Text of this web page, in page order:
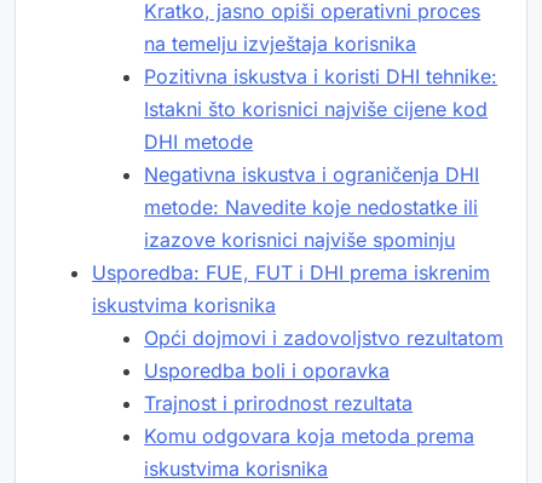
Kratko, jasno opiši operativni proces
na temelju izvještaja korisnika
Pozitivna iskustva i koristi DHI tehnike:
Istakni što korisnici najviše cijene kod
DHI metode
Negativna iskustva i ograničenja DHI
metode: Navedite koje nedostatke ili
izazove korisnici najviše spominju
Usporedba: FUE, FUT i DHI prema iskrenim
iskustvima korisnika
Opći dojmovi i zadovoljstvo rezultatom
Usporedba boli i oporavka
Trajnost i prirodnost rezultata
Komu odgovara koja metoda prema
iskustvima korisnika